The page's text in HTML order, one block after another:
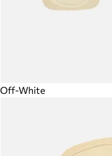
Off-White